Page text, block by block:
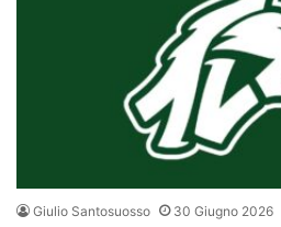
Giulio Santosuosso 30 Giugno 2026